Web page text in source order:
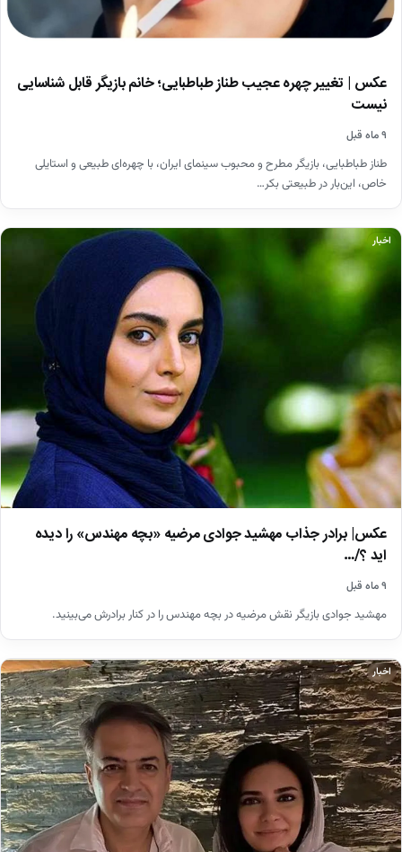
عکس | تغییر چهره عجیب طناز طباطبایی؛ خانم بازیگر قابل شناسایی
نیست
۹ ماه قبل
طناز طباطبایی، بازیگر مطرح و محبوب سینمای ایران، با چهره‌ای طبیعی و استایلی
خاص، این‌بار در طبیعتی بکر…
اخبار
عکس| برادر جذاب مهشید جوادی مرضیه «بچه مهندس» را دیده
اید ؟/…
۹ ماه قبل
مهشید جوادی بازیگر نقش مرضیه در بچه مهندس را در کنار برادرش می‌بینید.
اخبار